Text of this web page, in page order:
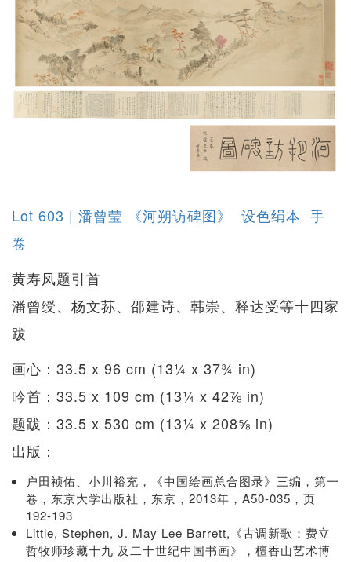
Lot 603 | 潘曾莹 《河朔访碑图》 设色绢本 手
卷
黄寿凤题引首
潘曾绶、杨文荪、邵建诗、韩崇、释达受等十四家
跋
画心：33.5 x 96 cm (13¼ x 37¾ in)
吟首：33.5 x 109 cm (13¼ x 42⅞ in)
题跋：33.5 x 530 cm (13¼ x 208⅝ in)
出版：
户田祯佑、小川裕充，《中国绘画总合图录》三编，第一
卷，东京大学出版社，东京，2013年，A50-035，页
192-193
Little, Stephen, J. May Lee Barrett,《古调新歌：费立
哲牧师珍藏十九 及二十世纪中国书画》，檀香山艺术博